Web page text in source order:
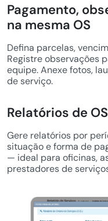
Pagamento,
na mesma OS
Defina parcelas,
Registre observações
equipe. Anexe fotos,
de serviço.
Relatórios de
Gere relatórios por
situação e forma de
— ideal para oficinas,
prestadores de